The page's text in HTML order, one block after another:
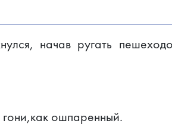
начав ругать
ошпаренный.